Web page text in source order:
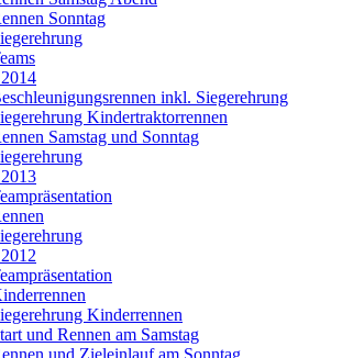
Sonntag
inkl. Siegerehrung
Kindertraktorrennen
Samstag und Sonntag
Kinderrennen
und Rennen am Samstag
und Zieleinlauf am Sonntag